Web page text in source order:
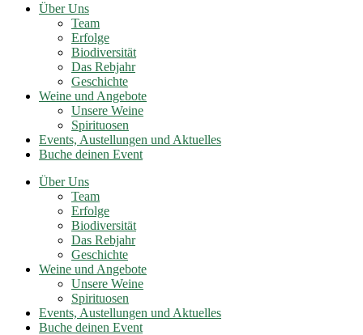
Über Uns
Team
Erfolge
Biodiversität
Das Rebjahr
Geschichte
Weine und Angebote
Unsere Weine
Spirituosen
Events, Austellungen und Aktuelles
Buche deinen Event
Über Uns
Team
Erfolge
Biodiversität
Das Rebjahr
Geschichte
Weine und Angebote
Unsere Weine
Spirituosen
Events, Austellungen und Aktuelles
Buche deinen Event